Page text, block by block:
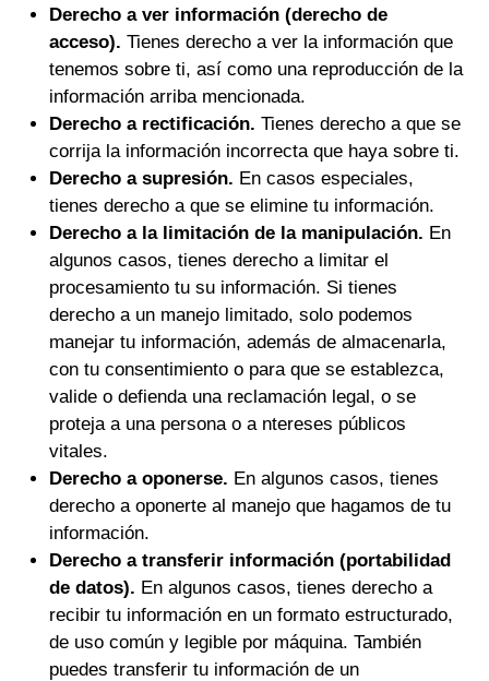
Derecho a ver información (derecho de
acceso). Tienes derecho a ver la información que
tenemos sobre ti, así como una reproducción de la
información arriba mencionada.
Derecho a rectificación. Tienes derecho a que se
corrija la información incorrecta que haya sobre ti.
Derecho a supresión. En casos especiales,
tienes derecho a que se elimine tu información.
Derecho a la limitación de la manipulación. En
algunos casos, tienes derecho a limitar el
procesamiento tu su información. Si tienes
derecho a un manejo limitado, solo podemos
manejar tu información, además de almacenarla,
con tu consentimiento o para que se establezca,
valide o defienda una reclamación legal, o se
proteja a una persona o a ntereses públicos
vitales.
Derecho a oponerse. En algunos casos, tienes
derecho a oponerte al manejo que hagamos de tu
información.
Derecho a transferir información (portabilidad
de datos). En algunos casos, tienes derecho a
recibir tu información en un formato estructurado,
de uso común y legible por máquina. También
puedes transferir tu información de un